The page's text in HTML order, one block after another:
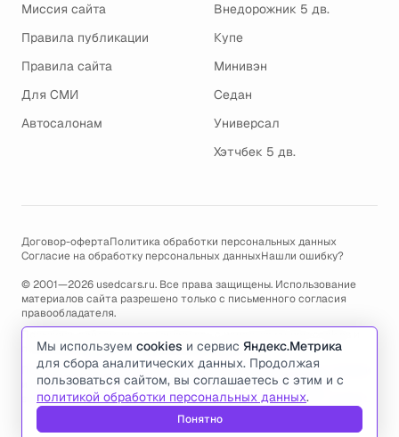
Миссия сайта
Правила публикации
Правила сайта
Для СМИ
Автосалонам
Внедорожник 5 дв.
Купе
Минивэн
Седан
Универсал
Хэтчбек 5 дв.
Договор-офертаПолитика обработки персональных данных
Согласие на обработку персональных данныхНашли ошибку?
© 2001—2026 usedcars.ru. Все права защищены. Использование
материалов сайта разрешено только с письменного согласия
правообладателя.
Пользуясь сайтом, вы соглашаетесь с использованием cookies и
политикой обработки персональных данных.
По всем вопросам связанным с работой сайта, ошибками, глюками
и проблемами обращайтесь по адресу электронной почты
support@usedcars.ruили пишите в телеграм@usedcarsru_support
Мы используем cookies и сервис Яндекс.Метрика
для сбора аналитических данных. Продолжая
пользоваться сайтом, вы соглашаетесь с этим и с
политикой обработки персональных данных.
Понятно